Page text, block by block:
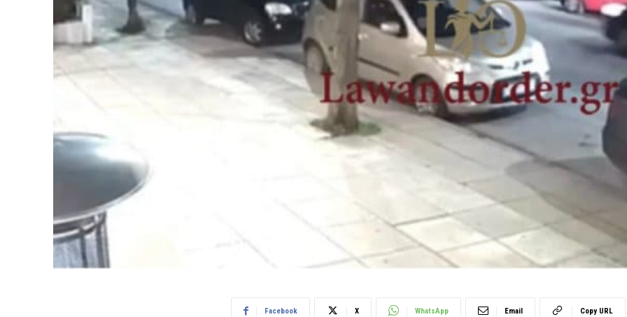
Facebook X WhatsApp Email Copy URL